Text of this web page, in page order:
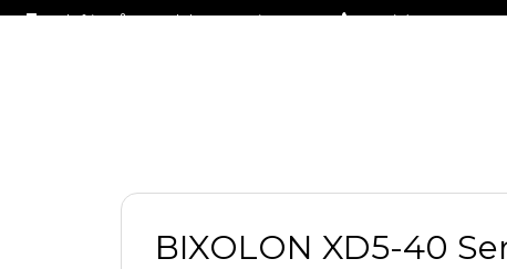
Fraktfritt på stora delar av sortimentet +46 (0)31-27 42 30
BIXOLON XD5-40